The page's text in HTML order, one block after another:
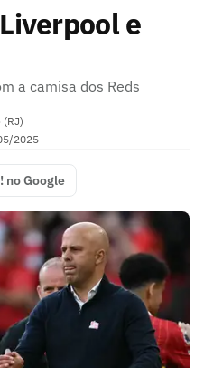
e
a camisa dos Reds
(RJ)
2025
no Google